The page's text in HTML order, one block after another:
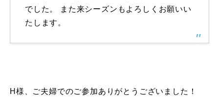
お問合せ 特定商取引法に基づく表記
でした。 また来シーズンもよろしくお願いい
たします。
H様、ご夫婦でのご参加ありがとうございました！